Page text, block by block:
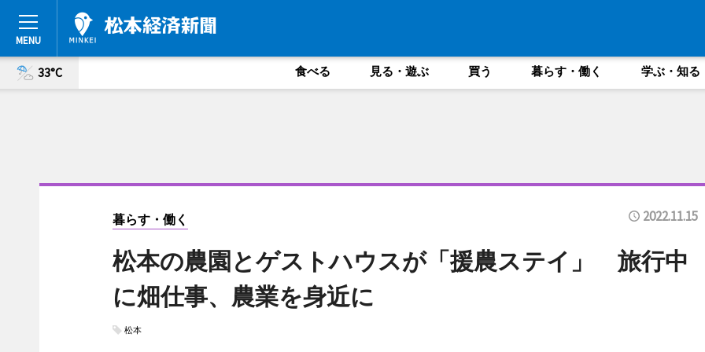
33°C 食べる 見る・遊ぶ 買う 暮らす・働く 学ぶ・知る
暮らす・働く 2022.11.15
松本の農園とゲストハウスが「援農ステイ」 旅行中
に畑仕事、農業を身近に
松本